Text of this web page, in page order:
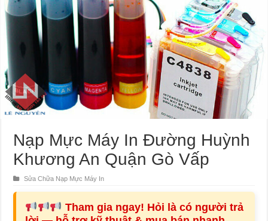
Nạp Mực Máy In Đường Huỳnh
Khương An Quận Gò Vấp
Sửa Chữa Nạp Mực Máy In
Tham gia ngay! Hỏi là có người trả